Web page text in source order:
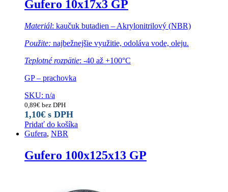
Gufero 10x17x3 GP
Materiál: kaučuk butadien – Akrylonitrilový (NBR)
Použite: najbežnejšie využitie, odoláva vode, oleju.
Teplotné rozpätie: -40 až +100°C
GP – prachovka
SKU: n/a
0,89€ bez DPH
1,10€ s DPH
Pridať do košíka
Gufera, NBR
Gufero 100x125x13 GP